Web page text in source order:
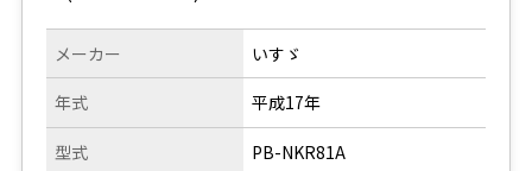
メーカー
年式
型式
いすゞ
平成17年
PB-NKR81A